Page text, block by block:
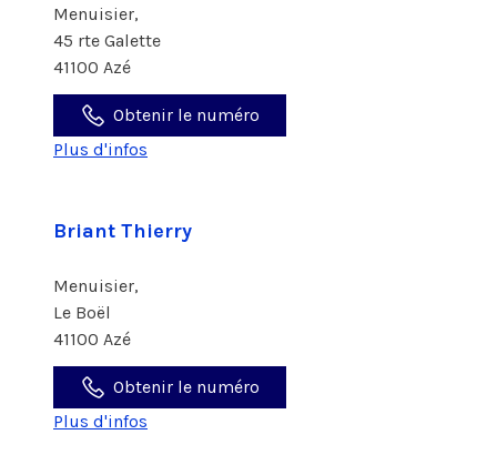
Menuisier,
45 rte Galette
41100 Azé
Obtenir le numéro
Plus d'infos
Briant Thierry
Menuisier,
Le Boël
41100 Azé
Obtenir le numéro
Plus d'infos